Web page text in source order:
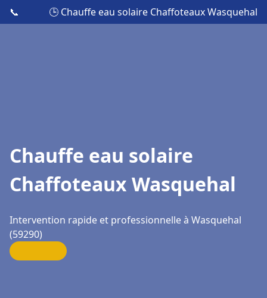
📞 🕒 Chauffe eau solaire Chaffoteaux Wasquehal
Chauffe eau solaire
Chaffoteaux Wasquehal
Intervention rapide et professionnelle à Wasquehal
(59290)